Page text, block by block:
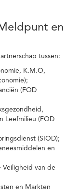
en
tussen:
K.M.O,
(FOD
Leefmilieu (FOD
(SIOD);
en
Veiligheid van de
en Markten